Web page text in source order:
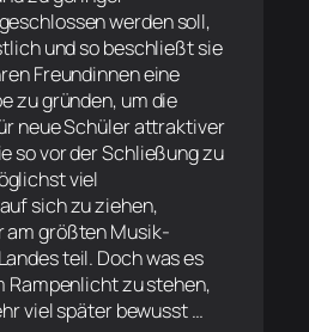
werden soll,
und so beschließt sie
Freundinnen eine
zu gründen, um die
neue Schüler attraktiver
so vor der Schließung zu
viel
sich zu ziehen,
am größten Musik-
teil. Doch was es
Rampenlicht zu stehen,
viel später bewusst …